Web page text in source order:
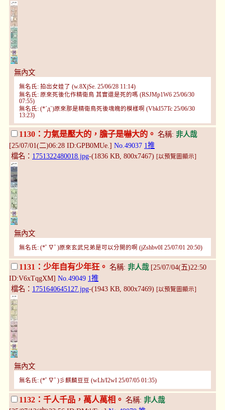
無內文
無名氏: 拍出女娃了 (w.8XjSe. 25/06/28 11:14)
無名氏: 原來死後化作精衛鳥 其實還是死的嗎 (RSJMp1W6 25/06/30
07:55)
無名氏: (*´д`)原來那是精衛鳥死後魂魄的模樣啊 (VbkI57Tc 25/06/30
13:23)
1130：力氣是壓大的，膽子是嚇大的。 名稱: 非人哉
[25/07/01(二)06:28 ID:GPB0MUe.] No.49037 1推
檔名： 1751322480018.jpg-(1836 KB, 800x7467) [以預覽圖顯示]
無內文
無名氏: (*ﾟ∇ﾟ)原來玄武兄弟是可以分開的啊 (jZshbv0I 25/07/01 20:50)
1131：少年自有少年狂。 名稱: 非人哉[25/07/04(五)22:50
ID:V6xTqgXM] No.49049 1推
檔名： 1751640645127.jpg-(1943 KB, 800x7469) [以預覽圖顯示]
無內文
無名氏: (*ﾟ∇ﾟ)彡麒麟豆豆 (wLh/I2wI 25/07/05 01:35)
1132：千人千品，萬人萬相。 名稱: 非人哉